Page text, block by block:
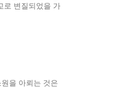
로 변질되었을 가
을 아뢰는 것은